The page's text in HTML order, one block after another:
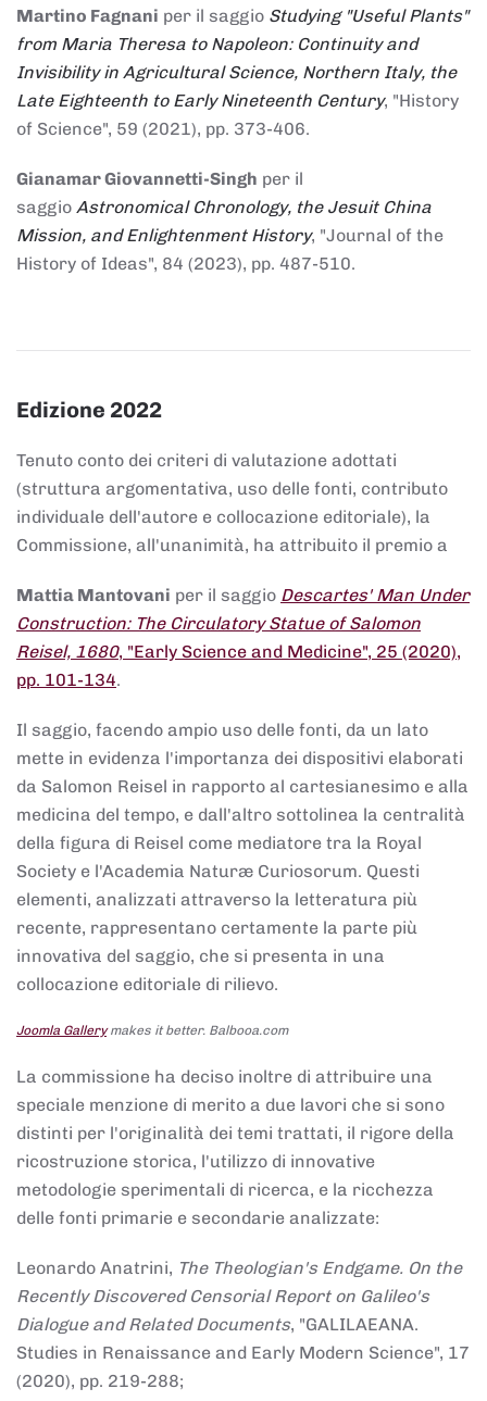
Martino Fagnani per il saggio Studying "Useful Plants"
from Maria Theresa to Napoleon: Continuity and
Invisibility in Agricultural Science, Northern Italy, the
Late Eighteenth to Early Nineteenth Century, "History
of Science", 59 (2021), pp. 373-406.
Gianamar Giovannetti-Singh per il
saggio Astronomical Chronology, the Jesuit China
Mission, and Enlightenment History, "Journal of the
History of Ideas", 84 (2023), pp. 487-510.
Edizione 2022
Tenuto conto dei criteri di valutazione adottati
(struttura argomentativa, uso delle fonti, contributo
individuale dell'autore e collocazione editoriale), la
Commissione, all'unanimità, ha attribuito il premio a
Mattia Mantovani per il saggio Descartes' Man Under
Construction: The Circulatory Statue of Salomon
Reisel, 1680, "Early Science and Medicine", 25 (2020),
pp. 101-134.
Il saggio, facendo ampio uso delle fonti, da un lato
mette in evidenza l'importanza dei dispositivi elaborati
da Salomon Reisel in rapporto al cartesianesimo e alla
medicina del tempo, e dall'altro sottolinea la centralità
della figura di Reisel come mediatore tra la Royal
Society e l'Academia Naturæ Curiosorum. Questi
elementi, analizzati attraverso la letteratura più
recente, rappresentano certamente la parte più
innovativa del saggio, che si presenta in una
collocazione editoriale di rilievo.
Joomla Gallerymakes it better. Balbooa.com
La commissione ha deciso inoltre di attribuire una
speciale menzione di merito a due lavori che si sono
distinti per l'originalità dei temi trattati, il rigore della
ricostruzione storica, l'utilizzo di innovative
metodologie sperimentali di ricerca, e la ricchezza
delle fonti primarie e secondarie analizzate:
Leonardo Anatrini, The Theologian's Endgame. On the
Recently Discovered Censorial Report on Galileo's
Dialogue and Related Documents, "GALILAEANA.
Studies in Renaissance and Early Modern Science", 17
(2020), pp. 219-288;